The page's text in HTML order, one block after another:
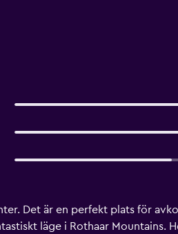
Det är en perfekt plats för
läge i Rothaar Mountains.